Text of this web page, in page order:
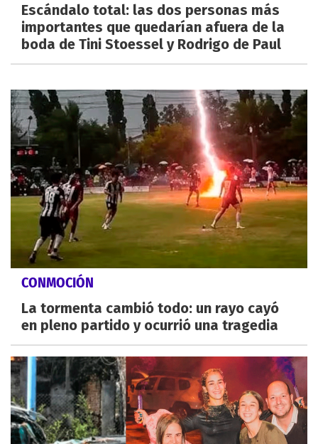
Escándalo total: las dos personas más
importantes que quedarían afuera de la
boda de Tini Stoessel y Rodrigo de Paul
CONMOCIÓN
La tormenta cambió todo: un rayo cayó
en pleno partido y ocurrió una tragedia